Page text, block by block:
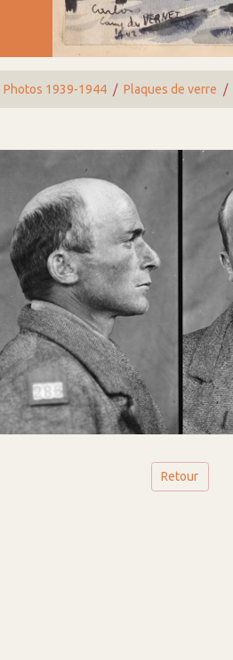
Photos 1939-1944 Plaques de verre
Retour